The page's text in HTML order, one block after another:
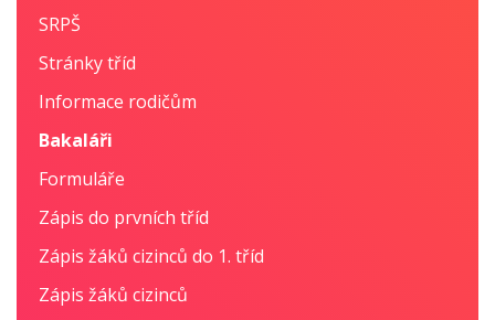
SRPŠ
Stránky tříd
Informace rodičům
Bakaláři
Formuláře
Zápis do prvních tříd
Zápis žáků cizinců do 1. tříd
Zápis žáků cizinců